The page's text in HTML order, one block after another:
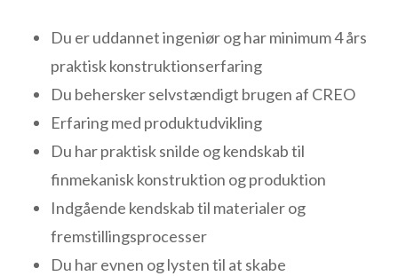
Du er uddannet ingeniør og har minimum 4 års
praktisk konstruktionserfaring
Du behersker selvstændigt brugen af CREO
Erfaring med produktudvikling
Du har praktisk snilde og kendskab til
finmekanisk konstruktion og produktion
Indgående kendskab til materialer og
fremstillingsprocesser
Du har evnen og lysten til at skabe